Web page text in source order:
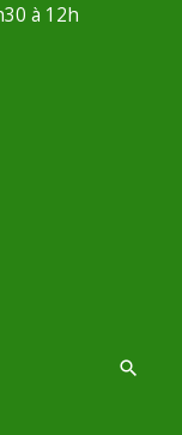
à 12h